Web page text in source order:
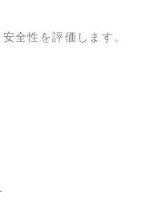
性を評価します。